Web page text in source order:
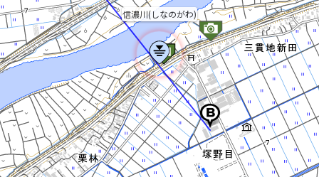
信濃川(しなのがわ)